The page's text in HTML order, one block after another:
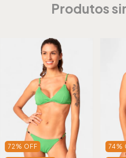
Produtos
72% OFF 74 %